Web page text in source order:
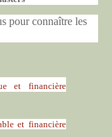
pour connaître les
et financière
et financière